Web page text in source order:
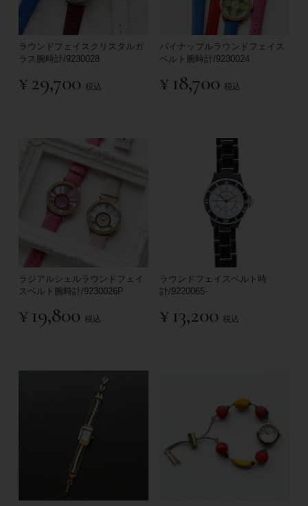
ラウンドフェイスクリスタルガ
ラス腕時計/9230028
¥29,700 税込
パイナップルラウンドフェイス
ベルト腕時計/9230024
¥ 18,700 税込
ラジアルシェルラウンドフェイ
スベルト腕時計/9230026P
¥ 19,800 税込
ラウンドフェイスベルト時
計/9220065-
¥ 13,200 税込